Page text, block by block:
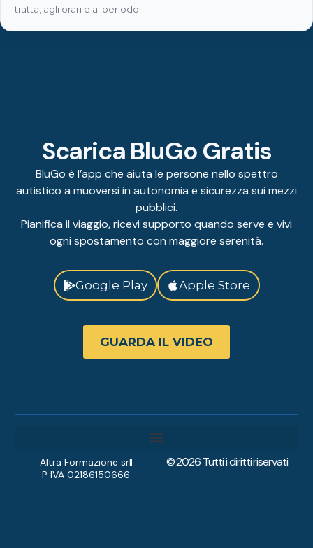
tratta, agli orari e al periodo.
Scarica BluGo Gratis
BluGo è l’app che aiuta le persone nello spettro
autistico a muoversi in autonomia e sicurezza sui mezzi
pubblici.
Pianifica il viaggio, ricevi supporto quando serve e vivi
ogni spostamento con maggiore serenità.
Google Play Apple Store
GUARDA IL VIDEO
Altra Formazione srl
P IVA 02186150666
© 2026 Tutti i diritti riservati